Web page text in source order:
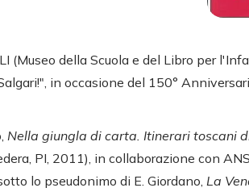
(Museo della Scuola e del Libro per
in occasione del 150°
Nella giungla di carta. Itinerari toscani
PI, 2011), in collaborazione con
lo pseudonimo di E. Giordano, La